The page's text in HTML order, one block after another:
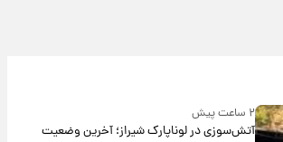
۲ ساعت پیش
آتش‌سوزی در لوناپارک شیراز؛ آخرین وضعیت